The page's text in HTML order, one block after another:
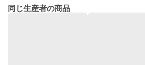
同じ生産者の商品